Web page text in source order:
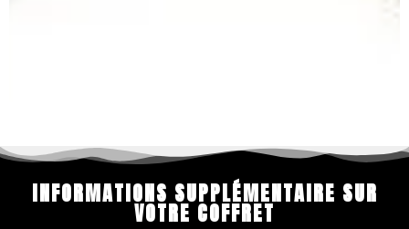
INFORMATIONS SUPPLÉMENTAIRE SUR
VOTRE COFFRET